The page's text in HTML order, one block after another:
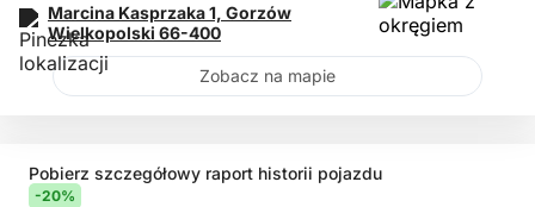
Pobierz szczegółowy raport historii pojazdu
-20%
Marcina Kasprzaka 1, Gorzów
Wielkopolski 66-400
Zobacz na mapie